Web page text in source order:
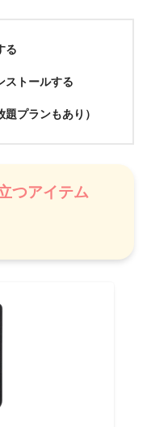
る
ストールする
プランもあり）
つアイテム